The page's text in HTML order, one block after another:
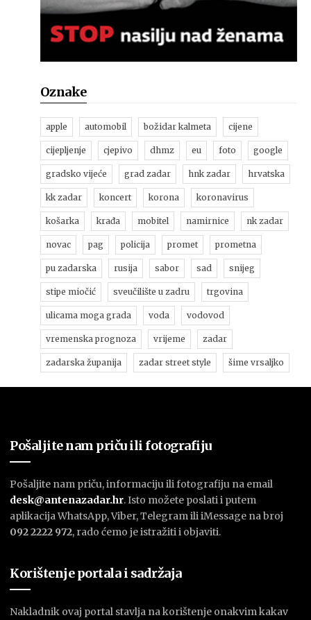
Oznake
apple automobil božidar kalmeta cijene
cijepljenje cjepivo dhmz eu foto google
gradsko vijeće grad zadar hnk zadar hrvatska
kk zadar koncert korona koronavirus
košarka krađa mobitel namirnice nk zadar
novac pag policija promet prometna
pu zadarska rusija sabor sad snijeg
stipe miočić sveučilište u zadru trgovina
ulicama moga grada voda vodovod
vremenska prognoza vrijeme zadar
zadarska županija zadar street style šime vrsaljko
Pošaljite nam priču ili fotografiju
Pošaljite nam priču, informaciju ili fotografiju na email
desk@antenazadar.hr. Isto možete poslati i putem
aplikacija WhatsApp, Viber, Telegram ili iMessage na broj
092 2222 972, rado ćemo je istražiti i objaviti.
Korištenje portala i sadržaja
Nakladnik ovaj portal stavlja na korištenje onakvim kakav